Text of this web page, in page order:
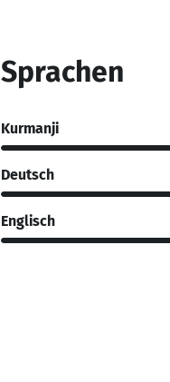
Sprachen
Kurmanji
Deutsch
Englisch